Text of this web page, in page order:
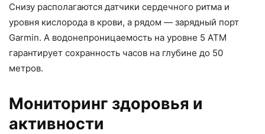
Снизу располагаются датчики сердечного ритма и
уровня кислорода в крови, а рядом — зарядный порт
Garmin. А водонепроницаемость на уровне 5 АТМ
гарантирует сохранность часов на глубине до 50
метров.
Мониторинг здоровья и
активности